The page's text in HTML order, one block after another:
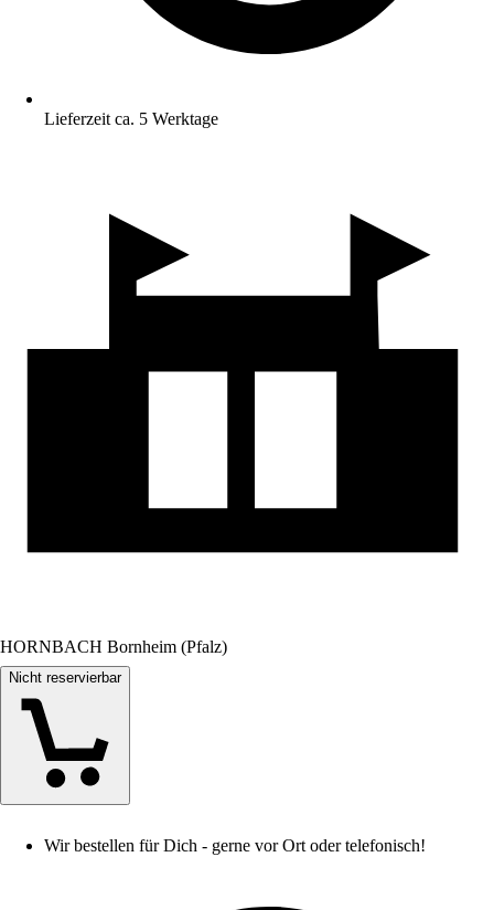
Lieferzeit ca. 5 Werktage
HORNBACH Bornheim (Pfalz)
Nicht reservierbar
Wir bestellen für Dich - gerne vor Ort oder telefonisch!